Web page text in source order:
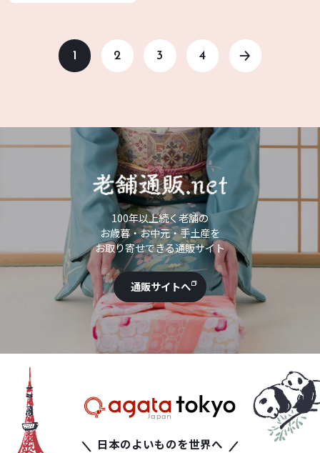
1 2 3 4
100年以上続く老舗の
お歳暮・お中元・手土産を
お取り寄せできる通販サイト
通販サイトへ
日本のよいものを世界へ